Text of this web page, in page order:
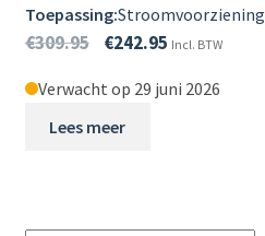
Toepassing:Stroomvoorziening
€309.95 €242.95 Incl. BTW
Verwacht op 29 juni 2026
Lees meer